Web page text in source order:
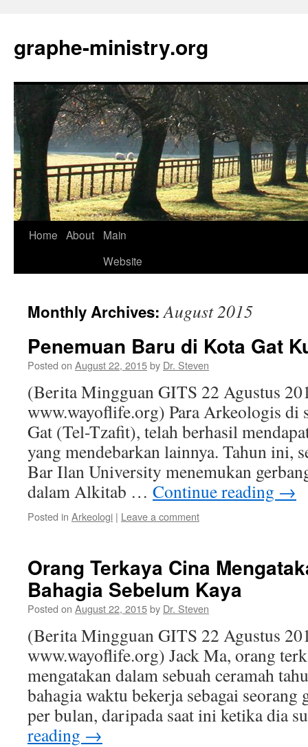
content
graphe-ministry.org
Home About
Main
Website
Monthly Archives:August 2015
Penemuan Baru di Kota Gat
Posted on August 22, 2015by Dr. Steven
(Berita Mingguan GITS 22 Agustus
www.wayoflife.org) Para Arkeologis di
Gat (Tel-Tzafit), telah berhasil
yang mendebarkan lainnya. Tahun ini,
Bar Ilan University menemukan
dalam Alkitab … Continue reading →
Posted in Arkeologi | Leave a comment
Orang Terkaya Cina
Bahagia Sebelum Kaya
Posted on August 22, 2015by Dr. Steven
(Berita Mingguan GITS 22 Agustus
www.wayoflife.org) Jack Ma, orang
mengatakan dalam sebuah ceramah
bahagia waktu bekerja sebagai
per bulan, daripada saat ini ketika dia
reading →